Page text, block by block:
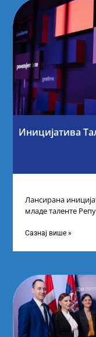
Иницијатива
Лансирана
младе таленте
догађају су се
Сазнај више »